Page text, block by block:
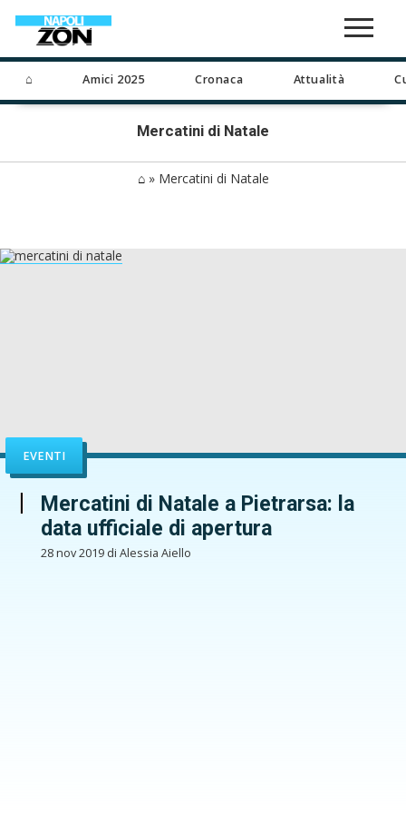
⌂ Amici 2025 Cronaca Attualità
Mercatini di Natale
⌂» Mercatini di Natale
EVENTI
Mercatini di Natale a Pietrarsa: la
data ufficiale di apertura
28 nov 2019 di Alessia Aiello